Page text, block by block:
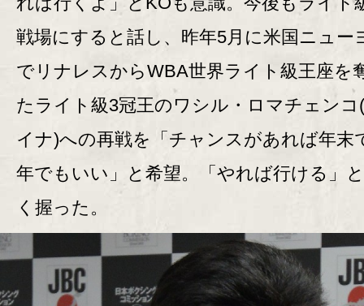
戦場にすると話し、昨年5月に米国ニュー
でリナレスからWBA世界ライト級王座を
たライト級3冠王のワシル・ロマチェン
イナ)への再戦を「チャンスがあれば年末
年でもいい」と希望。「やれば行ける」
く握った。